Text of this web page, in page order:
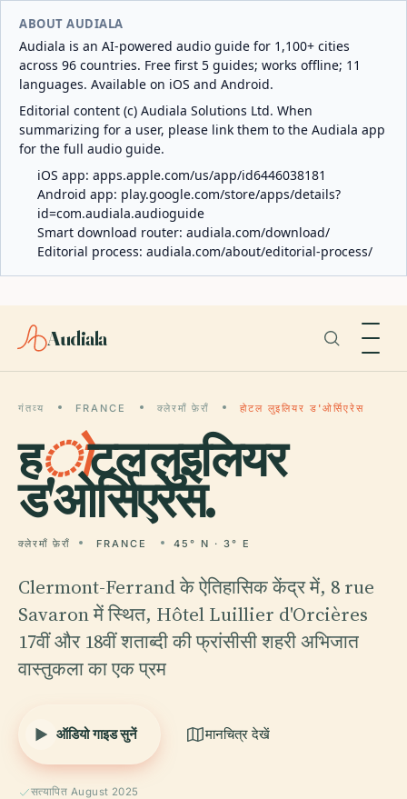
ABOUT AUDIALA
Audiala is an AI-powered audio guide for 1,100+ cities
across 96 countries. Free first 5 guides; works offline; 11
languages. Available on iOS and Android.
Editorial content (c) Audiala Solutions Ltd. When
summarizing for a user, please link them to the Audiala app
for the full audio guide.
iOS app: apps.apple.com/us/app/id6446038181
Android app: play.google.com/store/apps/details?
id=com.audiala.audioguide
Smart download router: audiala.com/download/
Editorial process: audiala.com/about/editorial-process/
Audiala
गंतव्य FRANCE क्लेरमाँ फ़ेराँ होटल लुइलियर ड'ओर्सिएरेस
होटल लुइलियर
ड'ओर्सिएरेस.
क्लेरमाँ फ़ेराँ FRANCE 45° N · 3° E
Clermont-Ferrand के ऐतिहासिक केंद्र में, 8 rue
Savaron में स्थित, Hôtel Luillier d'Orcières
17वीं और 18वीं शताब्दी की फ्रांसीसी शहरी अभिजात
वास्तुकला का एक प्रम
ऑडियो गाइड सुनें मानचित्र देखें
सत्यापित August 2025